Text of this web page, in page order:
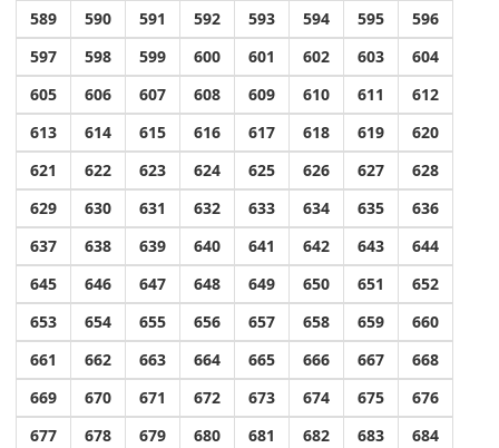
589
590 591 592 593 594 595
596
597
598 599 600 601 602 603
604
605
606 607 608 609 610 611
612
613
614 615 616 617 618 619
620
621
622 623 624 625 626 627
628
629
630 631 632 633 634 635
636
637
638 639 640 641 642 643
644
645
646 647 648 649 650 651
652
653
654 655 656 657 658 659
660
661
662 663 664 665 666 667
668
669
670 671 672 673 674 675
676
677
678 679 680 681 682 683
684